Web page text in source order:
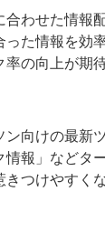
わせた情報
った情報を効
の向上が期
向けの最新
報」などタ
つけやすく